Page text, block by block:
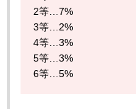
2等…7%
3等…2%
4等…3%
5等…3%
6等…5%